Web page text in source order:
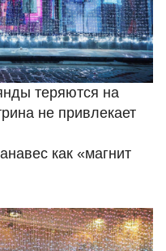
теряются на
не привлекает
как «магнит